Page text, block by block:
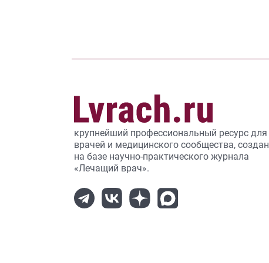
крупнейший профессиональный ресурс для
врачей и медицинского сообщества, создан
на базе научно-практического журнала
«Лечащий врач».